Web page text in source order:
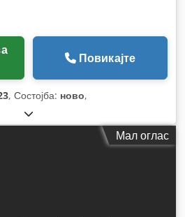
Повикајте
, Состојба: ново,
Мал оглас